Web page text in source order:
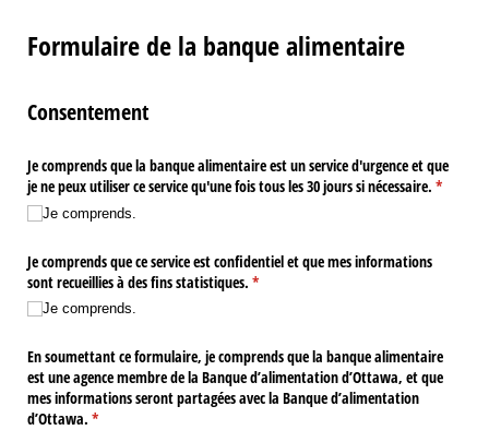
Formulaire de la banque alimentaire
Consentement
Je comprends que la banque alimentaire est un service d'urgence et que
je ne peux utiliser ce service qu'une fois tous les 30 jours si nécessaire. *
(requis)
Je comprends.
Je comprends que ce service est confidentiel et que mes informations
sont recueillies à des fins statistiques. *
(requis)
Je comprends.
En soumettant ce formulaire, je comprends que la banque alimentaire
est une agence membre de la Banque d’alimentation d’Ottawa, et que
mes informations seront partagées avec la Banque d’alimentation
d’Ottawa. *
(requis)